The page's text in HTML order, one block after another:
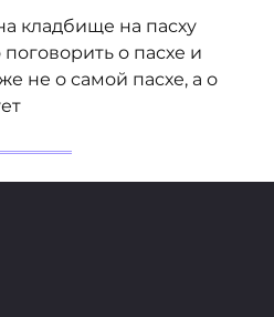
кладбище на пасху
о пасхе и
не о самой пасхе, а о